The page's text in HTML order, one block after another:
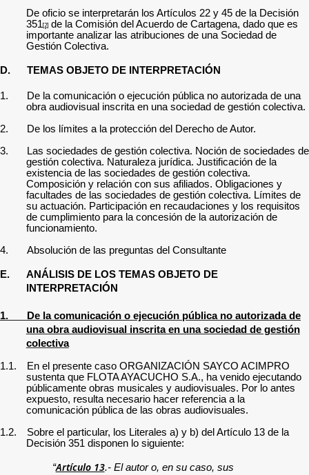
De oficio se interpretarán los Artículos 22 y 45 de la Decisión
351[2]de la Comisión del Acuerdo de Cartagena, dado que es
importante analizar las atribuciones de una Sociedad de
Gestión Colectiva.
D. TEMAS OBJETO DE INTERPRETACIÓN
1.
De la comunicación o ejecución pública no autorizada de una
obra audiovisual inscrita en una sociedad de gestión colectiva.
2.
De los límites a la protección del Derecho de Autor.
3.
Las sociedades de gestión colectiva. Noción de sociedades de
gestión colectiva. Naturaleza jurídica. Justificación de la
existencia de las sociedades de gestión colectiva.
Composición y relación con sus afiliados. Obligaciones y
facultades de las sociedades de gestión colectiva. Límites de
su actuación. Participación en recaudaciones y los requisitos
de cumplimiento para la concesión de la autorización de
funcionamiento.
4.
Absolución de las preguntas del Consultante
E.
ANÁLISIS DE LOS TEMAS OBJETO DE
INTERPRETACIÓN
1.
De la comunicación o ejecución pública no autorizada de
una obra audiovisual inscrita en una sociedad de gestión
colectiva
1.1. En el presente caso ORGANIZACIÓN SAYCO ACIMPRO
sustenta que FLOTA AYACUCHO S.A., ha venido ejecutando
públicamente obras musicales y audiovisuales. Por lo antes
expuesto, resulta necesario hacer referencia a la
comunicación pública de las obras audiovisuales.
1.2.
Sobre el particular, los Literales a) y b) del Artículo 13 de la
Decisión 351 disponen lo siguiente:
“Artículo 13.- El autor o, en su caso, sus